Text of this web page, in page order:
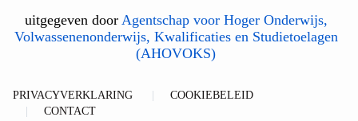
uitgegeven door Agentschap voor Hoger Onderwijs,
Volwassenenonderwijs, Kwalificaties en Studietoelagen
(AHOVOKS)
PRIVACYVERKLARING
COOKIEBELEID
CONTACT